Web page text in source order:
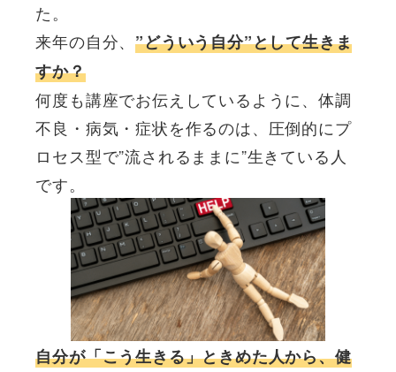
た。
来年の自分、”どういう自分”として生きま
すか？
何度も講座でお伝えしているように、体調
不良・病気・症状を作るのは、圧倒的にプ
ロセス型で”流されるままに”生きている人
です。
自分が「こう生きる」ときめた人から、健